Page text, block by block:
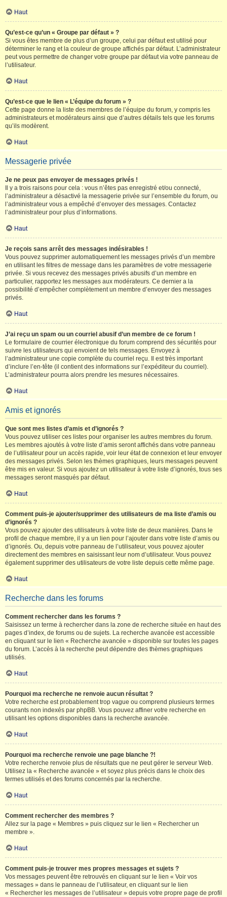
Haut
Qu’est-ce qu’un « Groupe par défaut » ?
Si vous êtes membre de plus d’un groupe, celui par défaut est utilisé pour
déterminer le rang et la couleur de groupe affichés par défaut. L’administrateur
peut vous permettre de changer votre groupe par défaut via votre panneau de
l’utilisateur.
Haut
Qu’est-ce que le lien « L’équipe du forum » ?
Cette page donne la liste des membres de l’équipe du forum, y compris les
administrateurs et modérateurs ainsi que d’autres détails tels que les forums
qu’ils modèrent.
Haut
Messagerie privée
Je ne peux pas envoyer de messages privés !
Il y a trois raisons pour cela : vous n’êtes pas enregistré et/ou connecté,
l’administrateur a désactivé la messagerie privée sur l’ensemble du forum, ou
l’administrateur vous a empêché d’envoyer des messages. Contactez
l’administrateur pour plus d’informations.
Haut
Je reçois sans arrêt des messages indésirables !
Vous pouvez supprimer automatiquement les messages privés d’un membre
en utilisant les filtres de message dans les paramètres de votre messagerie
privée. Si vous recevez des messages privés abusifs d’un membre en
particulier, rapportez les messages aux modérateurs. Ce dernier a la
possibilité d’empêcher complètement un membre d’envoyer des messages
privés.
Haut
J’ai reçu un spam ou un courriel abusif d’un membre de ce forum !
Le formulaire de courrier électronique du forum comprend des sécurités pour
suivre les utilisateurs qui envoient de tels messages. Envoyez à
l’administrateur une copie complète du courriel reçu. Il est très important
d’inclure l’en-tête (il contient des informations sur l’expéditeur du courriel).
L’administrateur pourra alors prendre les mesures nécessaires.
Haut
Amis et ignorés
Que sont mes listes d’amis et d’ignorés ?
Vous pouvez utiliser ces listes pour organiser les autres membres du forum.
Les membres ajoutés à votre liste d’amis seront affichés dans votre panneau
de l’utilisateur pour un accès rapide, voir leur état de connexion et leur envoyer
des messages privés. Selon les thèmes graphiques, leurs messages peuvent
être mis en valeur. Si vous ajoutez un utilisateur à votre liste d’ignorés, tous ses
messages seront masqués par défaut.
Haut
Comment puis-je ajouter/supprimer des utilisateurs de ma liste d’amis ou
d’ignorés ?
Vous pouvez ajouter des utilisateurs à votre liste de deux manières. Dans le
profil de chaque membre, il y a un lien pour l’ajouter dans votre liste d’amis ou
d’ignorés. Ou, depuis votre panneau de l’utilisateur, vous pouvez ajouter
directement des membres en saisissant leur nom d’utilisateur. Vous pouvez
également supprimer des utilisateurs de votre liste depuis cette même page.
Haut
Recherche dans les forums
Comment rechercher dans les forums ?
Saisissez un terme à rechercher dans la zone de recherche située en haut des
pages d’index, de forums ou de sujets. La recherche avancée est accessible
en cliquant sur le lien « Recherche avancée » disponible sur toutes les pages
du forum. L’accès à la recherche peut dépendre des thèmes graphiques
utilisés.
Haut
Pourquoi ma recherche ne renvoie aucun résultat ?
Votre recherche est probablement trop vague ou comprend plusieurs termes
courants non indexés par phpBB. Vous pouvez affiner votre recherche en
utilisant les options disponibles dans la recherche avancée.
Haut
Pourquoi ma recherche renvoie une page blanche ?!
Votre recherche renvoie plus de résultats que ne peut gérer le serveur Web.
Utilisez la « Recherche avancée » et soyez plus précis dans le choix des
termes utilisés et des forums concernés par la recherche.
Haut
Comment rechercher des membres ?
Allez sur la page « Membres » puis cliquez sur le lien « Rechercher un
membre ».
Haut
Comment puis-je trouver mes propres messages et sujets ?
Vos messages peuvent être retrouvés en cliquant sur le lien « Voir vos
messages » dans le panneau de l’utilisateur, en cliquant sur le lien
« Rechercher les messages de l’utilisateur » depuis votre propre page de profil